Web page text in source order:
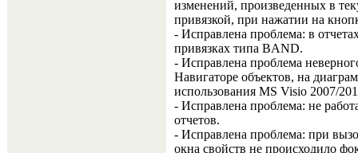
изменений, произведенных в
привязкой, при нажатии на
- Исправлена проблема: в
привязках типа BAND.
- Исправлена проблема
Навигаторе объектов, на
использования MS Visio 2007/
- Исправлена проблема: не
отчетов.
- Исправлена проблема: при
окна свойств не происходило